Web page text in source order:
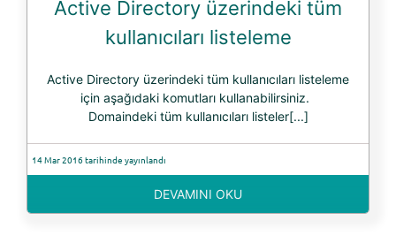
Active Directory üzerindeki tüm
kullanıcıları listeleme
Active Directory üzerindeki tüm kullanıcıları listeleme
için aşağıdaki komutları kullanabilirsiniz.
Domaindeki tüm kullanıcıları listeler[...]
14 Mar 2016 tarihinde yayınlandı
DEVAMINI OKU